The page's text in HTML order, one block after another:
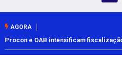
AGORA
Procon e OAB intensificam
Pais